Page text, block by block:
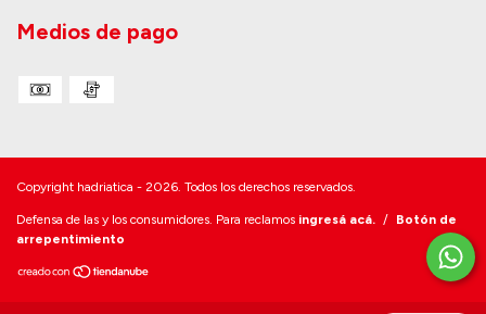
Medios de pago
Copyright hadriatica - 2026. Todos los derechos reservados.
Defensa de las y los consumidores. Para reclamos ingresá acá. / Botón de
arrepentimiento